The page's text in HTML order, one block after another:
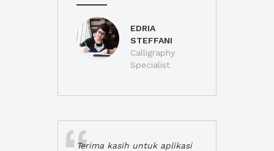
EDRIA
STEFFANI
Calligraphy
Specialist
Terima kasih untuk aplikasi